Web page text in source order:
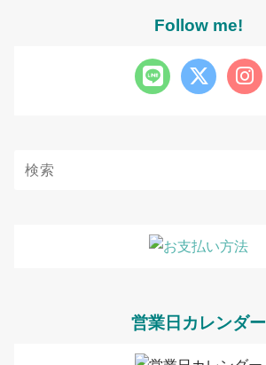
Follow me!
営業日カレンダー